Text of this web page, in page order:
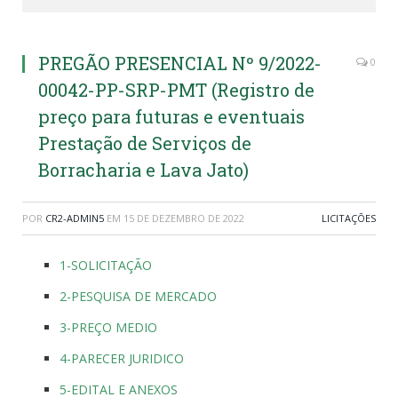
PREGÃO PRESENCIAL Nº 9/2022-
00042-PP-SRP-PMT (Registro de
preço para futuras e eventuais
Prestação de Serviços de
Borracharia e Lava Jato)
0
POR CR2-ADMIN5 EM 15 DE DEZEMBRO DE 2022 LICITAÇÕES
1-SOLICITAÇÃO
2-PESQUISA DE MERCADO
3-PREÇO MEDIO
4-PARECER JURIDICO
5-EDITAL E ANEXOS